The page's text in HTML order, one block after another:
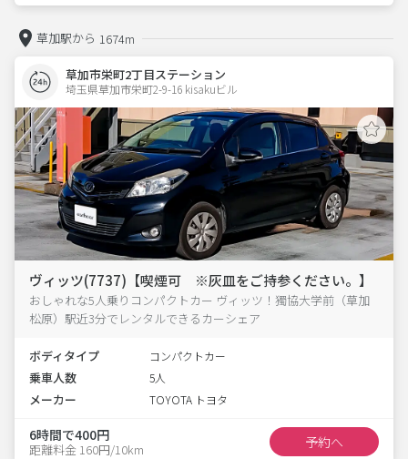
草加駅から 1674m
草加市栄町2丁目ステーション
埼玉県草加市栄町2-9-16 kisakuビル
ヴィッツ(7737)【喫煙可 ※灰皿をご持参ください。】
おしゃれな5人乗りコンパクトカー ヴィッツ！獨協大学前（草加
松原）駅近3分でレンタルできるカーシェア
ボディタイプ コンパクトカー
乗車人数 5人
メーカー TOYOTA トヨタ
6時間で400円
距離料金 160円/10km 予約へ